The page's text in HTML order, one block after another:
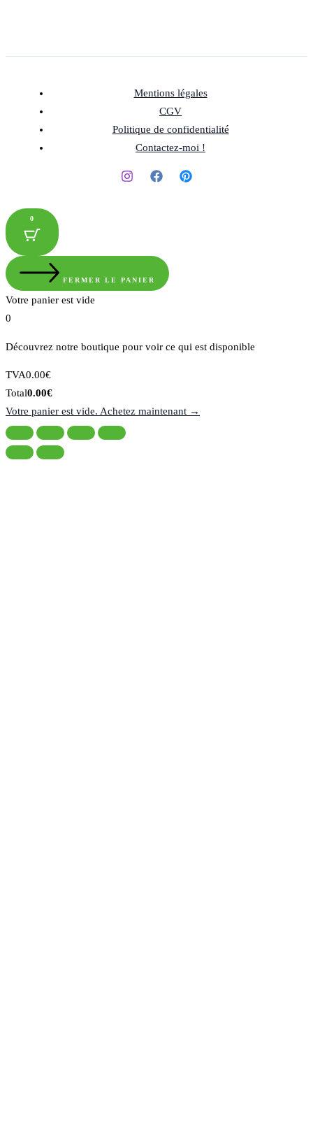
Mentions légales
CGV
Politique de confidentialité
Contactez-moi !
0
FERMER LE PANIER
Votre panier est vide
0
Découvrez notre boutique pour voir ce qui est disponible
Montant
de
la
taxe:
TVA0.00€
Total
du
panier:
Total0.00€
Votre panier est vide. Achetez maintenant →